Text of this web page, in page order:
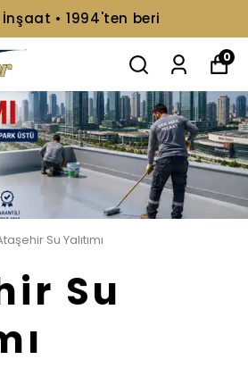
216 499 08 92
0
Su Yalıtımı
Su